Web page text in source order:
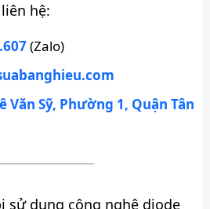
hệ:
(Zalo)
Văn Sỹ, Phường 1, Quận Tân
sử dụng công nghệ diode